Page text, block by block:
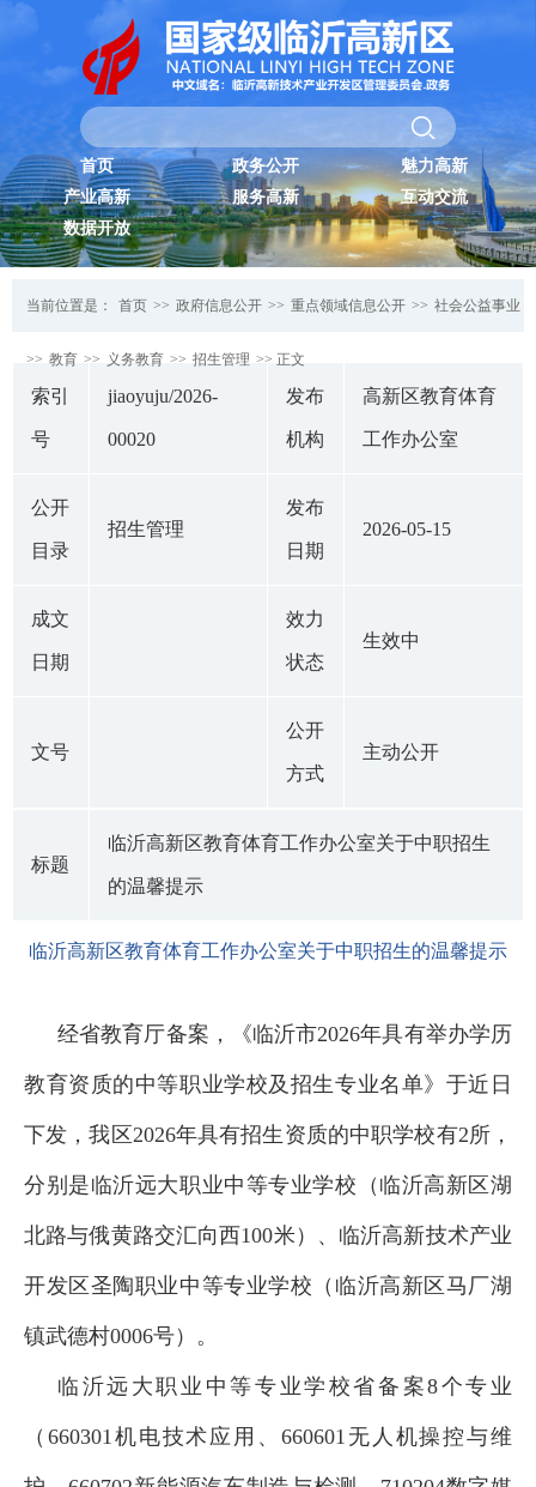
首页 政务公开
魅力高新
产业高新
服务高新
互动交流
数据开放
当前位置是： 首页 >> 政府信息公开 >> 重点领域信息公开 >> 社会公益事业
>> 教育 >> 义务教育 >> 招生管理 >> 正文
索引
号
jiaoyuju/2026-
00020
发布
机构
高新区教育体育
工作办公室
公开
目录
招生管理
发布
日期
2026-05-15
成文
日期
效力
状态
生效中
文号
公开
方式
主动公开
标题
临沂高新区教育体育工作办公室关于中职招生
的温馨提示
临沂高新区教育体育工作办公室关于中职招生的温馨提示
经省教育厅备案，《临沂市2026年具有举办学历
教育资质的中等职业学校及招生专业名单》于近日
下发，我区2026年具有招生资质的中职学校有2所，
分别是临沂远大职业中等专业学校（临沂高新区湖
北路与俄黄路交汇向西100米）、临沂高新技术产业
开发区圣陶职业中等专业学校（临沂高新区马厂湖
镇武德村0006号）。
临沂远大职业中等专业学校省备案8个专业
（660301机电技术应用、660601无人机操控与维